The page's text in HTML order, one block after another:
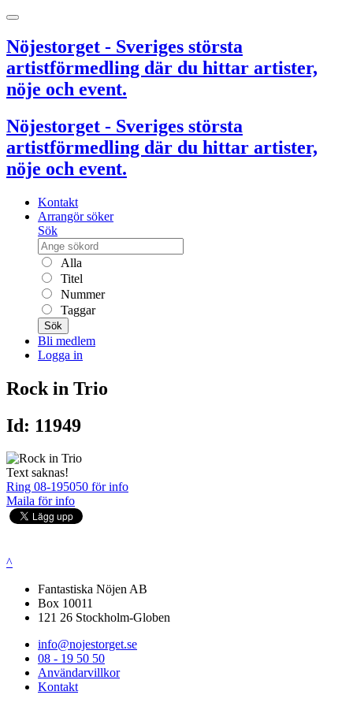
Nöjestorget - Sveriges största
artistförmedling där du hittar artister,
nöje och event.
Nöjestorget - Sveriges största
artistförmedling där du hittar artister,
nöje och event.
Kontakt
Arrangör söker
Sök
Alla
Titel
Nummer
Taggar
Sök
Bli medlem
Logga in
Rock in Trio
Id: 11949
Text saknas!
Ring 08-195050 för info
Maila för info
^
Fantastiska Nöjen AB
Box 10011
121 26 Stockholm-Globen
info@nojestorget.se
08 - 19 50 50
Användarvillkor
Kontakt